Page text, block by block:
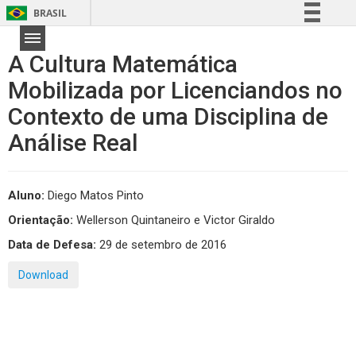
BRASIL
Comunica BR
Participe
Acesso à informação
Legislação
A Cultura Matemática
Mobilizada por Licenciandos no
Contexto de uma Disciplina de
Análise Real
Aluno: Diego Matos Pinto
Orientação: Wellerson Quintaneiro e Victor Giraldo
Data de Defesa: 29 de setembro de 2016
Download